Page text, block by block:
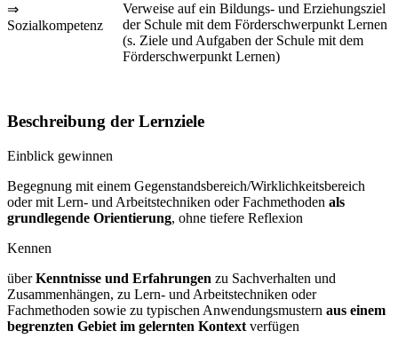
⇒
Sozialkompetenz
Verweise auf ein Bildungs- und Erziehungsziel
der Schule mit dem Förderschwerpunkt Lernen
(s. Ziele und Aufgaben der Schule mit dem
Förderschwerpunkt Lernen)
Beschreibung der Lernziele
Einblick gewinnen
Begegnung mit einem Gegenstandsbereich/Wirklichkeitsbereich
oder mit Lern- und Arbeitstechniken oder Fachmethoden als
grundlegende Orientierung, ohne tiefere Reflexion
Kennen
überKenntnisse und Erfahrungen zu Sachverhalten und
Zusammenhängen, zu Lern- und Arbeitstechniken oder
Fachmethoden sowie zu typischen Anwendungsmustern aus einem
begrenzten Gebiet im gelernten Kontext verfügen